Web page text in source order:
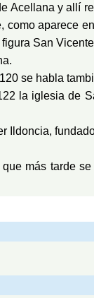
Acellana y allí
como aparece en
San
se habla
la iglesia de
Ildoncia,
más tarde